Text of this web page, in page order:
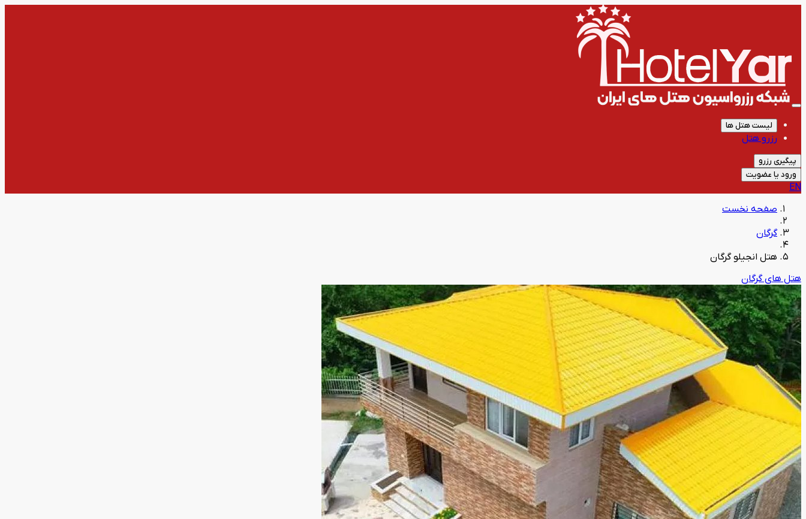
لیست هتل ها
رزرو هتل
پیگیری رزرو
ورود یا عضویت
EN
صفحه نخست
گرگان
هتل انجیلو گرگان
هتل های گرگان